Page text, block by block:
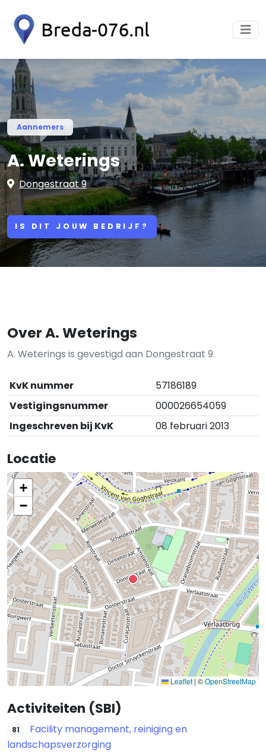
Aannemers
A. Weterings
Dongestraat 9
IS DIT JOUW BEDRIJF?
Over A. Weterings
A. Weterings is gevestigd aan Dongestraat 9.
KvK nummer
57186189
Vestigingsnummer
000026654059
Ingeschreven bij KvK
08 februari 2013
Locatie
+
−
Leaflet | ©OpenStreetMap
Activiteiten (SBI)
81
Facility management, reiniging en
landschapsverzorging